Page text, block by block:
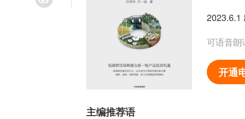
2023.6.1
可语音朗
开通
主编推荐语